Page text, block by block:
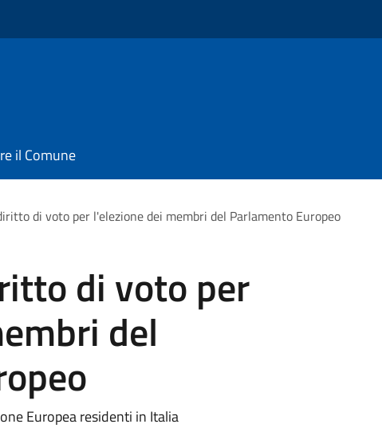
il Comune
di voto per l'elezione dei membri del Parlamento Europeo
di voto per
del
Europea residenti in Italia